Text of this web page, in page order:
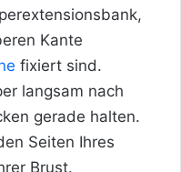
Kante
fixiert sind.
langsam nach
gerade halten.
Seiten Ihres
Brust.